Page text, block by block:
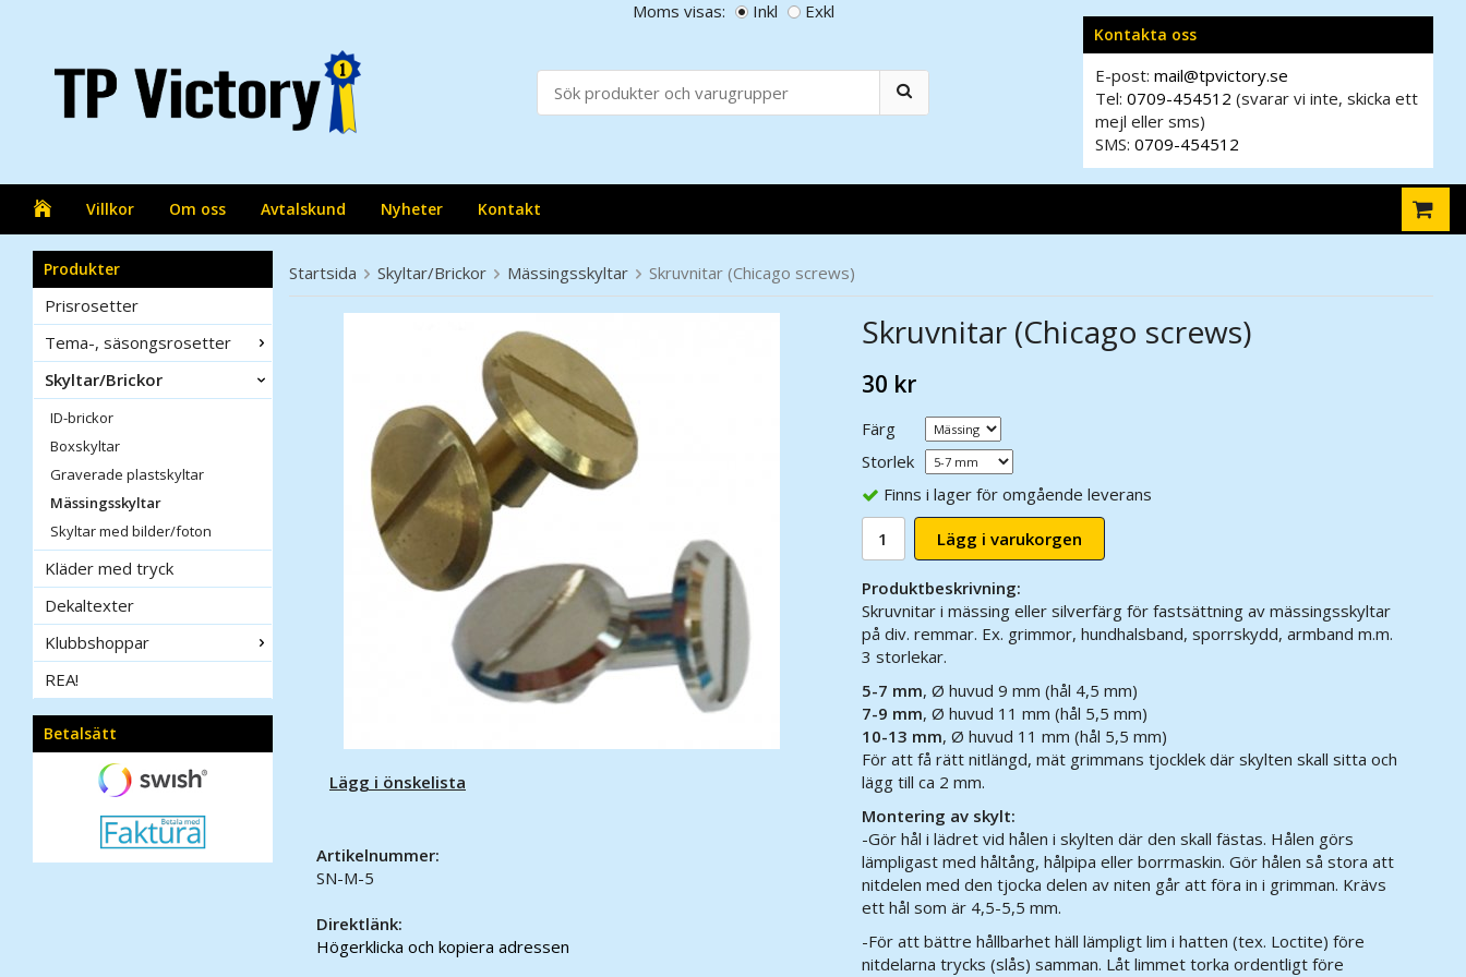
Kontakta oss
E-post: mail@tpvictory.se
Tel: 0709-454512 (svarar vi inte, skicka ett
mejl eller sms)
SMS: 0709-454512
Moms visas: Inkl Exkl
Villkor Om oss Avtalskund Nyheter Kontakt
Produkter
Prisrosetter
Tema-, säsongsrosetter
Skyltar/Brickor
ID-brickor
Boxskyltar
Graverade plastskyltar
Mässingsskyltar
Skyltar med bilder/foton
Kläder med tryck
Dekaltexter
Klubbshoppar
REA!
Betalsätt
Startsida Skyltar/Brickor Mässingsskyltar Skruvnitar (Chicago screws)
Skruvnitar (Chicago screws)
30 kr
Färg
Storlek
Finns i lager för omgående leverans
Lägg i varukorgen
Produktbeskrivning:
Skruvnitar i mässing eller silverfärg för fastsättning av mässingsskyltar
på div. remmar. Ex. grimmor, hundhalsband, sporrskydd, armband m.m.
3 storlekar.
5-7 mm, Ø huvud 9 mm (hål 4,5 mm)
7-9 mm, Ø huvud 11 mm (hål 5,5 mm)
10-13 mm, Ø huvud 11 mm (hål 5,5 mm)
För att få rätt nitlängd, mät grimmans tjocklek där skylten skall sitta och
lägg till ca 2 mm.
Montering av skylt:
-Gör hål i lädret vid hålen i skylten där den skall fästas. Hålen görs
lämpligast med håltång, hålpipa eller borrmaskin. Gör hålen så stora att
nitdelen med den tjocka delen av niten går att föra in i grimman. Krävs
ett hål som är 4,5-5,5 mm.
-För att bättre hållbarhet häll lämpligt lim i hatten (tex. Loctite) före
nitdelarna trycks (slås) samman. Låt limmet torka ordentligt före
Lägg i önskelista
Artikelnummer:
SN-M-5
Direktlänk:
Högerklicka och kopiera adressen